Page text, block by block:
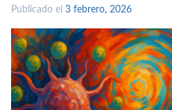
Publicado el 3 febrero, 2026